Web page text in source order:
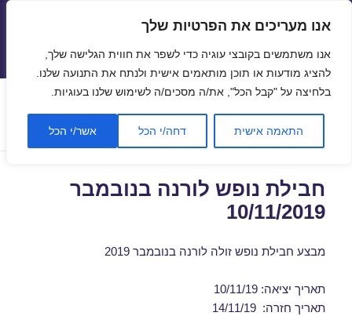
אנו מעריכים את הפרטיות שלך
אנו משתמשים בקובצי עוגיה כדי לשפר את חווית הגלישה שלך,
להציג מודעות או תוכן מותאמים אישית ולנתח את התנועה שלנו.
בלחיצה על "קבל הכל", את/ה מסכים/ה לשימוש שלנו בעוגיות.
התאמה אישית דחה/י הכל אשר/י הכל
תפריטים
ווידג'טים
תגית:נופש בורנה ישראייר
חבילת נופש לורנה בנובמבר
10/11/2019
מבצע חבילת נופש זולה לורנה בנובמבר 2019
תאריך יציאה: 10/11/19
תאריך חזרה: 14/11/19